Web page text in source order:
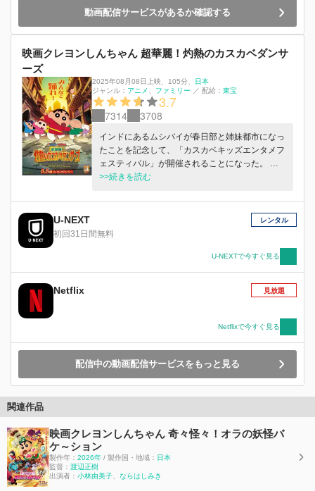
の帰省と花火大会を楽しみにしていた野原家は、
祖父・銀の介の家で穏やかなひとときを過ごして
いた。 ところが、秋田に到着した翌朝、不可解
な事件が起きる！ しんのすけたちが泊まってい
た部屋中に【おばけーしょん村】のチラシがばら
の文字が躍るチラシに大興奮のしんのすけに頼ま
れ【おばけーしょん村】へ行くこととなった野原
家一同。変わりつつある秋田の風景を眺める道
に迷い込んでしまう・・・。 そこは人間が立ち
入ることを禁じられた【妖怪の国】への入り口だ
った！ 【妖怪の国】で野原家史上最大⁉のピンチ
に見舞われるしんのすけたちは無事、人間界へ戻
動画配信サービスがあるか確認する
映画クレヨンしんちゃん 超華麗！灼熱のカスカベダンサ
ーズ
2025年08月08日上映 105分
日本
ジャンル： アニメ ファミリー ／ 配給： 東宝
3.7
7314 3708
インドにあるムシバイが春日部と姉妹都市になっ
たことを記念して、「カスカベキッズエンタメフ
ェスティバル」が開催されることになった。 そ
のダンス大会で優勝するとインドに招待され、さ
しんのすけと、カスカベ防衛隊の５人は力を合わ
せ、ダンス大会で優勝しインドへ出発する。
「オラ、インドの綺麗なおねいさんとカレーたべ
雑貨店に入ったしんのすけとボーちゃんは、そこ
で「鼻の形」に似たリュックサックを見つけ購入
する。しかし、そのリュックサックには、とても
恐ろしい秘密があった---。偶然にもリュックサッ
ちゃんは、邪悪な力に導かれ【暴君(ボーくん)】
となり大暴走！豹変してしまったボーちゃんは、
世界をも揺るがす脅威の力を手に入れてしまう。
はたして【暴君(ボーくん)】となったボーちゃん
を、しんのすけたちは止めることができるの
>>続きを読む
U-NEXT
初回31日間無料
レンタル
U-NEXTで今すぐ見る
Netflix 見放題
Netflixで今すぐ見る
配信中の動画配信サービスをもっと見る
関連作品
映画クレヨンしんちゃん 奇々怪々！オラの妖怪バ
ケ～ション
製作年： 2026年 / 製作国・地域： 日本
監督： 渡辺正樹
出演者： 小林由美子 ならはしみき